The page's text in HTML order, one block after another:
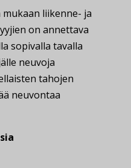
liikenne- ja
on annettava
sopivalla tavalla
neuvoja
tahojen
neuvontaa